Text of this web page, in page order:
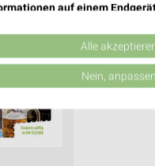
auf einem
von Werbeanzeigen
Werbung
von Inhalten
Alle
Nein, anpassen